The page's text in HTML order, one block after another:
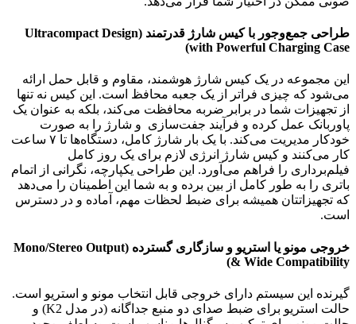
طراحی جمع‌وجور با کیس شارژ قدرتمند (Ultracompact Design
with Powerful Charging Case)
این مجموعه در یک کیس شارژ هوشمند، مقاوم و قابل حمل ارائه
می‌شود که چیزی فراتر از یک جعبه محافظ است. این کیس نه تنها
از تجهیزات شما در برابر ضربه محافظت می‌کند، بلکه به عنوان یک
پاوربانک عمل کرده و فرآیند جفت‌سازی و شارژ را به صورت
خودکار مدیریت می‌کند. با یک بار شارژ کامل، دستگاه‌ها تا ۷ ساعت
کار می‌کنند و کیس شارژ انرژی لازم برای یک روز کامل
فیلم‌برداری را فراهم می‌آورد. این طراحی یکپارچه، نگرانی از اتمام
باتری را به طور کامل از بین برده و به شما این اطمینان را می‌دهد
که تجهیزاتتان همیشه برای ضبط لحظات مهم، آماده و در دسترس
است.
خروجی مونو یا استریو و سازگاری گسترده (Mono/Stereo Output
& Wide Compatibility)
گیرنده این سیستم دارای خروجی قابل انتخاب مونو و استریو است.
حالت استریو برای ضبط صدای دو منبع جداگانه (در مدل K2) و